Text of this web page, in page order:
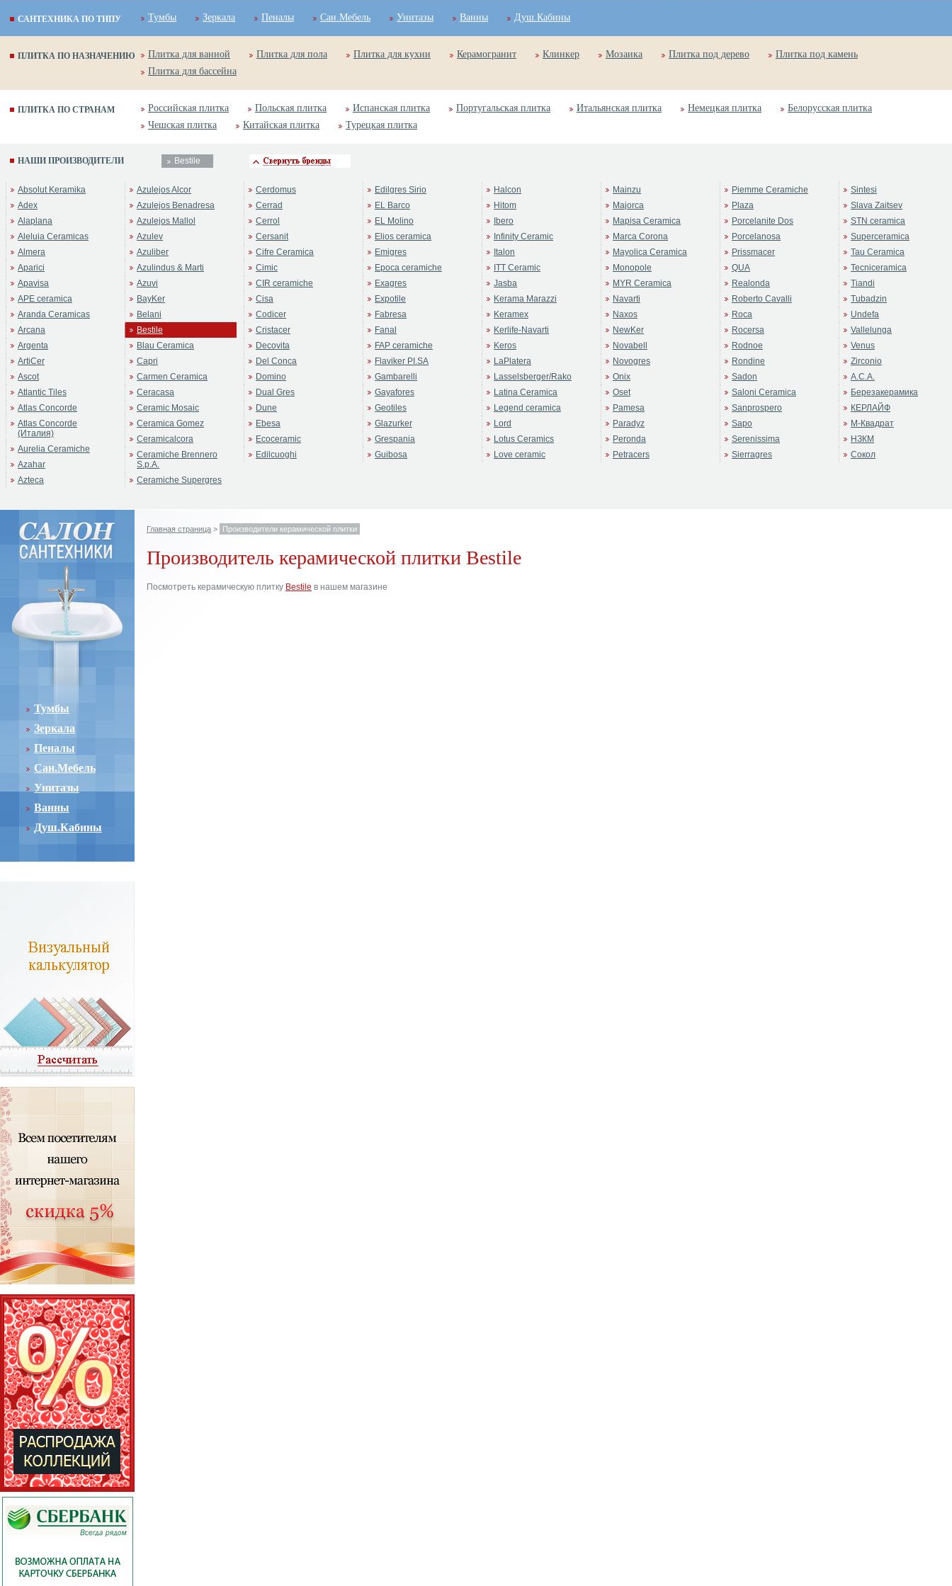
САНТЕХНИКА ПО ТИПУ Тумбы Зеркала Пеналы Сан.Мебель Унитазы Ванны Душ.Кабины
ПЛИТКА ПО НАЗНАЧЕНИЮ Плитка для ванной Плитка для пола Плитка для кухни Керамогранит Клинкер Мозаика Плитка под дерево
Плитка под камень
Плитка для бассейна
ПЛИТКА ПО СТРАНАМ Российская плитка Польская плитка Испанская плитка Португальская плитка Итальянская плитка Немецкая плитка
Белорусская плитка
Чешская плитка
Китайская плитка Турецкая плитка
НАШИ ПРОИЗВОДИТЕЛИ Bestile
Absolut Keramika
Adex
Alaplana
Aleluia Ceramicas
Almera
Aparici
Apavisa
APE ceramica
Aranda Ceramicas
Arcana
Argenta
ArtiCer
Ascot
Atlantic Tiles
Atlas Concorde
Atlas Concorde
(Италия)
Aurelia Ceramiche
Azahar
Azteca
Azulejos Alcor
Azulejos Benadresa
Azulejos Mallol
Azulev
Azuliber
Azulindus & Marti
Azuvi
BayKer
Belani
Bestile
Blau Ceramica
Capri
Carmen Ceramica
Ceracasa
Ceramic Mosaic
Ceramica Gomez
Ceramicalcora
Ceramiche Brennero
S.p.A.
Ceramiche Supergres
Cerdomus
Cerrad
Cerrol
Cersanit
Cifre Ceramica
Cimic
CIR ceramiche
Cisa
Codicer
Cristacer
Decovita
Del Conca
Domino
Dual Gres
Dune
Ebesa
Ecoceramic
Edilcuoghi
Edilgres Sirio
EL Barco
EL Molino
Elios ceramica
Emigres
Epoca ceramiche
Exagres
Expotile
Fabresa
Fanal
FAP ceramiche
Flaviker PI.SA
Gambarelli
Gayafores
Geotiles
Glazurker
Grespania
Guibosa
Halcon
Hitom
Ibero
Infinity Ceramic
Italon
ITT Ceramic
Jasba
Kerama Marazzi
Keramex
Kerlife-Navarti
Keros
LaPlatera
Lasselsberger/Rako
Latina Ceramica
Legend ceramica
Lord
Lotus Ceramics
Love ceramic
Mainzu
Majorca
Mapisa Ceramica
Marca Corona
Mayolica Ceramica
Monopole
MYR Ceramica
Navarti
Naxos
NewKer
Novabell
Novogres
Onix
Oset
Pamesa
Paradyz
Peronda
Petracers
Piemme Ceramiche
Plaza
Porcelanite Dos
Porcelanosa
Prissmacer
QUA
Realonda
Roberto Cavalli
Roca
Rocersa
Rodnoe
Rondine
Sadon
Saloni Ceramica
Sanprospero
Sapo
Serenissima
Sierragres
Sintesi
Slava Zaitsev
STN ceramica
Superceramica
Tau Ceramica
Tecniceramica
Tiandi
Tubadzin
Undefa
Vallelunga
Venus
Zirconio
А.С.А.
Березакерамика
КЕРЛАЙФ
М-Квадрат
НЗКМ
Сокол
Тумбы
Зеркала
Пеналы
Сан.Мебель
Унитазы
Ванны
Душ.Кабины
Главная страница > Производители керамической плитки
Производитель керамической плитки Bestile
Посмотреть керамическую плитку Bestile в нашем магазине